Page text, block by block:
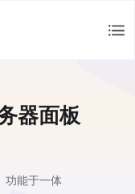
器面板
功能于一体